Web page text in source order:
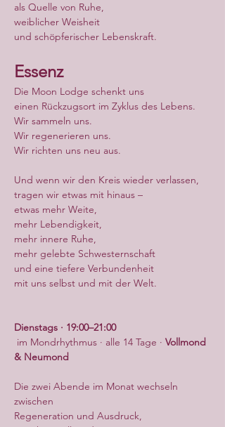
als Quelle von Ruhe,
weiblicher Weisheit
und schöpferischer Lebenskraft.
Essenz
Die Moon Lodge schenkt uns
einen Rückzugsort im Zyklus des Lebens.
Wir sammeln uns.
Wir regenerieren uns.
Wir richten uns neu aus.
Und wenn wir den Kreis wieder verlassen,
tragen wir etwas mit hinaus –
etwas mehr Weite,
mehr Lebendigkeit,
mehr innere Ruhe,
mehr gelebte Schwesternschaft
und eine tiefere Verbundenheit
mit uns selbst und mit der Welt.
Dienstags · 19:00–21:00
im Mondrhythmus · alle 14 Tage · Vollmond
& Neumond
Die zwei Abende im Monat wechseln
zwischen
Regeneration und Ausdruck,